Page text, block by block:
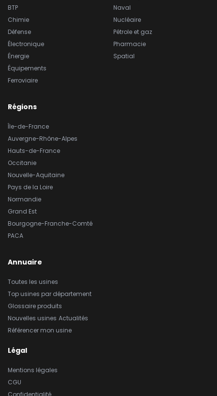
BTP
Chimie
Défense
Électronique
Énergie
Équipements
Ferroviaire
Naval
Nucléaire
Pétrole et gaz
Pharmacie
Spatial
Régions
Île-de-France
Auvergne-Rhône-Alpes
Hauts-de-France
Occitanie
Nouvelle-Aquitaine
Pays de la Loire
Normandie
Grand Est
Bourgogne-Franche-Comté
PACA
Annuaire
Toutes les usines
Top usines par département
Glossaire produits
Nouvelles usines Actualités
Référencer mon usine
Légal
Mentions légales
CGU